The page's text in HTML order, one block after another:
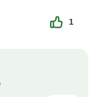
1